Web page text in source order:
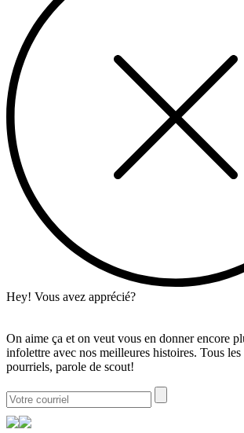
Hey! Vous avez apprécié?
On aime ça et on veut vous en donner encore
infolettre avec nos meilleures histoires. Tous
pourriels, parole de scout!